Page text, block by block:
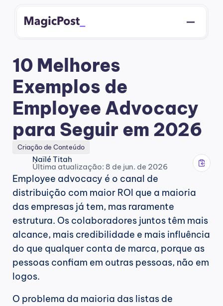
10 Melhores
Exemplos de
Employee Advocacy
para Seguir em 2026
Criação de Conteúdo
Naïlé Titah
Última atualização: 8 de jun. de 2026
Employee advocacy é o canal de
distribuição com maior ROI que a maioria
das empresas já tem, mas raramente
estrutura. Os colaboradores juntos têm mais
alcance, mais credibilidade e mais influência
do que qualquer conta de marca, porque as
pessoas confiam em outras pessoas, não em
logos.
O problema da maioria das listas de